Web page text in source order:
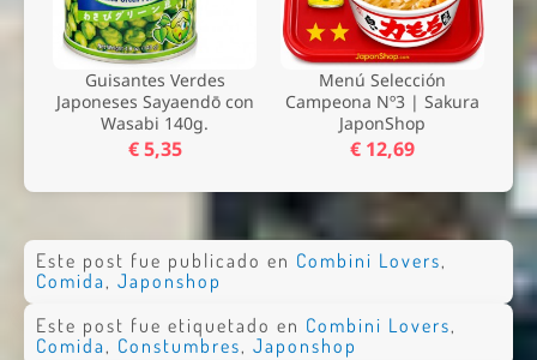
Guisantes Verdes
Japoneses Sayaendō con
Wasabi 140g.
€ 5,35
Menú Selección
Campeona Nº3 | Sakura
JaponShop
€ 12,69
Este post fue publicado en Combini Lovers,
Comida, Japonshop
Este post fue etiquetado en Combini Lovers,
Comida , Constumbres, Japonshop